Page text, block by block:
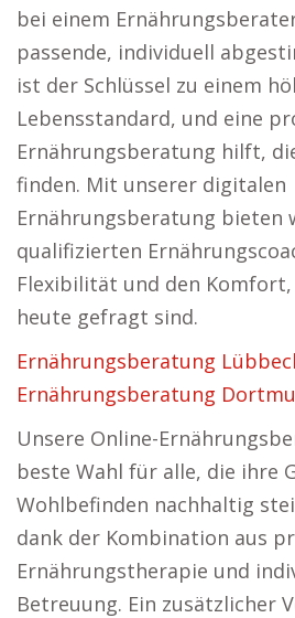
bei einem
passende, individuell
ist der Schlüssel zu einem
Lebensstandard, und eine
Ernährungsberatung hilft,
finden. Mit unserer digitalen
Ernährungsberatung bieten
qualifizierten
Flexibilität und den
heute gefragt sind.
Ernährungsberatung
Ernährungsberatung
Unsere Online-
beste Wahl für alle, die ihre
Wohlbefinden nachhaltig
dank der Kombination aus
Ernährungstherapie und
Betreuung. Ein zusätzlicher